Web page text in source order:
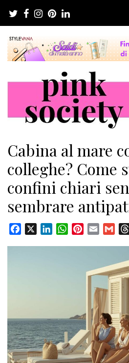
contenuto
Pink Society
Cabina al mare
colleghe? Come
confini chiari
sembrare
Facebook LinkedInWhatsAppPinterest
Email Gmail